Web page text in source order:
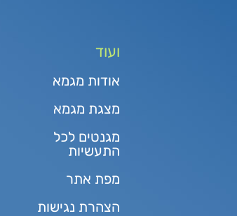
ועוד
אודות מגמא
מצגת מגמא
מגנטים לכל
התעשיות
מפת אתר
הצהרת נגישות